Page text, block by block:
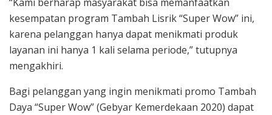
kesempatan program Tambah Lisrik “Super Wow” ini,
karena pelanggan hanya dapat menikmati produk
layanan ini hanya 1 kali selama periode,” tutupnya
mengakhiri.
Bagi pelanggan yang ingin menikmati promo Tambah
Daya “Super Wow” (Gebyar Kemerdekaan 2020) dapat